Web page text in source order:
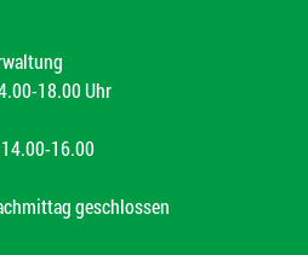
18.00 Uhr
16.00
geschlossen